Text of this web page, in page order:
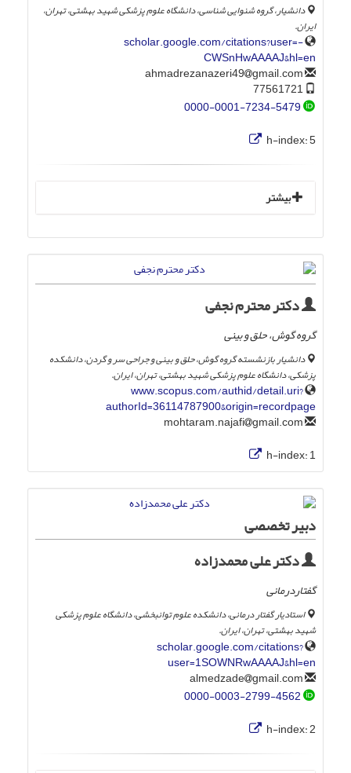
دانشیار، گروه شنوایی شناسی، دانشگاه علوم پزشکی شهید بهشتی، تهران،
ایران.
scholar.google.com/citations?user=-
CWSnHwAAAAJ&hl=en
gmail.com
0000-0001-7234-5479
h-index:5
بیشتر
دکتر محترم نجفی
گروه گوش، حلق و بینی
دانشیار بازنشسته گروه گوش، حلق و بینی و جراحی سر و گردن، دانشکده
پزشکی، دانشگاه علوم پزشکی شهید بهشتی، تهران، ایران.
www.scopus.com/authid/detail.uri?
authorId=36114787900&origin=recordpage
gmail.com
h-index:1
دبیر تخصصی
دکتر علی محمدزاده
گفتاردرمانی
استادیار گفتار درمانی، دانشکده علوم توانبخشی، دانشگاه علوم پزشکی
شهید بهشتی، تهران، ایران.
scholar.google.com/citations?
user=1SOWNRwAAAAJ&hl=en
gmail.com
0000-0003-2799-4562
h-index:2